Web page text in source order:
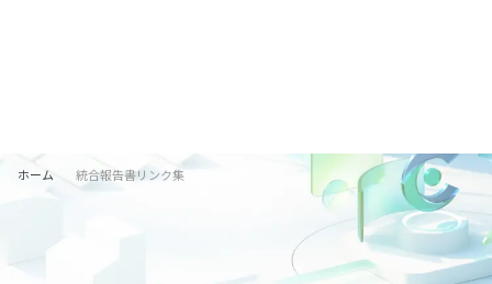
ホーム 統合報告書リンク集